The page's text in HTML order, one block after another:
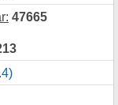
47665